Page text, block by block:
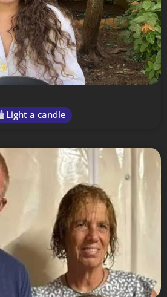
Light a candle